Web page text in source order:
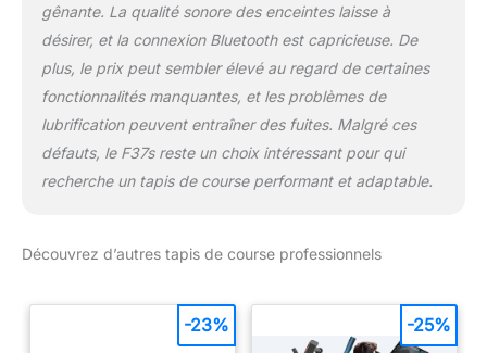
gênante. La qualité sonore des enceintes laisse à
désirer, et la connexion Bluetooth est capricieuse. De
plus, le prix peut sembler élevé au regard de certaines
fonctionnalités manquantes, et les problèmes de
lubrification peuvent entraîner des fuites. Malgré ces
défauts, le F37s reste un choix intéressant pour qui
recherche un tapis de course performant et adaptable.
Découvrez d’autres tapis de course professionnels
-23% -25%